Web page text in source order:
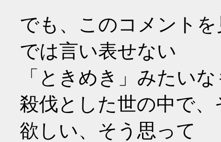
でも、このコメント
では言い表せない
「ときめき」みたい
殺伐とした世の中で
欲しい、そう思って